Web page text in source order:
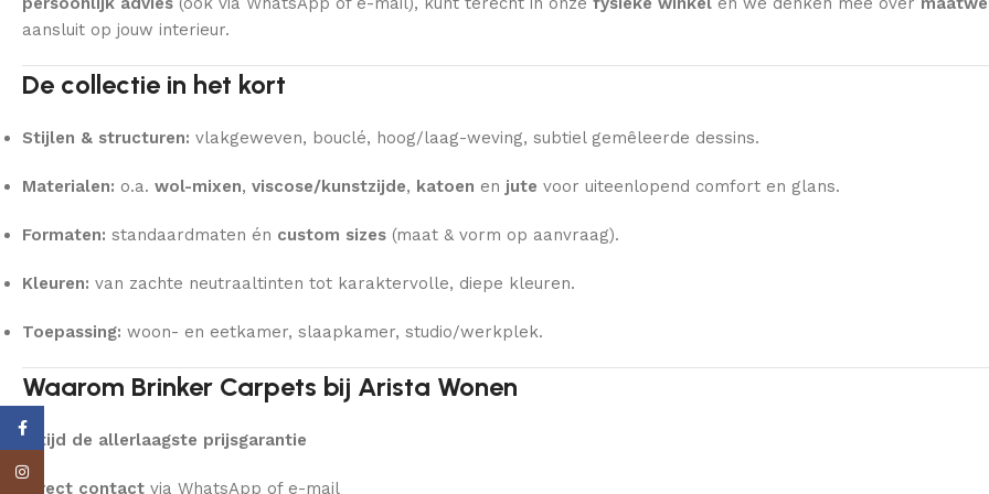
aansluit op jouw interieur.
De collectie in het kort
Stijlen & structuren: vlakgeweven, bouclé, hoog/laag-weving, subtiel gemêleerde dessins.
Materialen: o.a. wol-mixen, viscose/kunstzijde, katoen en jute voor uiteenlopend comfort en glans.
Formaten: standaardmaten én custom sizes (maat & vorm op aanvraag).
Kleuren: van zachte neutraaltinten tot karaktervolle, diepe kleuren.
Toepassing: woon- en eetkamer, slaapkamer, studio/werkplek.
Waarom Brinker Carpets bij Arista Wonen
Altijd de allerlaagste prijsgarantie
Direct contact via WhatsApp of e-mail